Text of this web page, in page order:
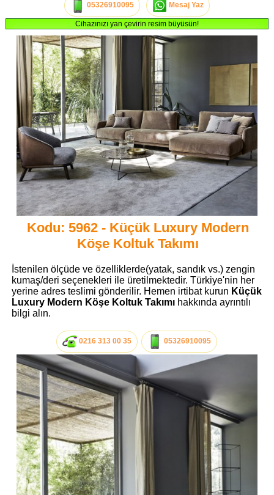
05326910095 Mesaj Yaz
Cihazınızı yan çevirin resim büyüsün!
Kodu: 5962 - Küçük Luxury Modern
Köşe Koltuk Takımı
İstenilen ölçüde ve özelliklerde(yatak, sandık vs.) zengin
kumaş/deri seçenekleri ile üretilmektedir. Türkiye'nin her
yerine adres teslimi gönderilir. Hemen irtibat kurun Küçük
Luxury Modern Köşe Koltuk Takımıhakkında ayrıntılı
bilgi alın.
0216 313 00 35 05326910095